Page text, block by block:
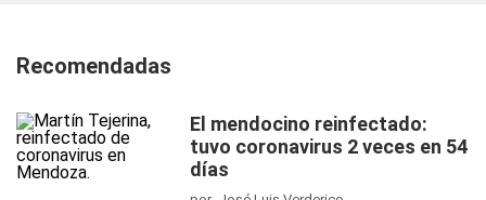
Recomendadas
El mendocino reinfectado:
tuvo coronavirus 2 veces en 54
días